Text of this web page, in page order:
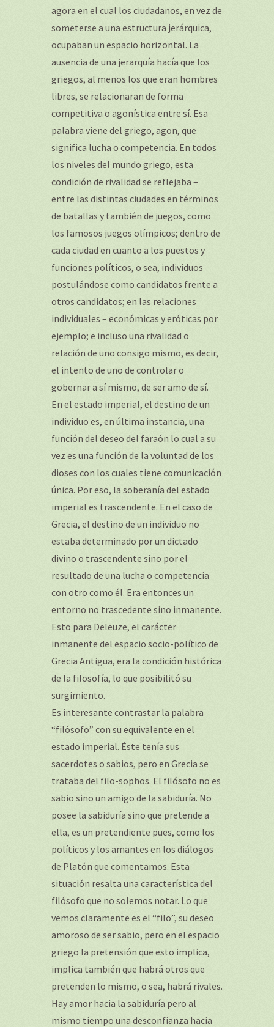
agora en el cual los ciudadanos, en vez de
someterse a una estructura jerárquica,
ocupaban un espacio horizontal. La
ausencia de una jerarquía hacía que los
griegos, al menos los que eran hombres
libres, se relacionaran de forma
competitiva o agonística entre sí. Esa
palabra viene del griego, agon, que
significa lucha o competencia. En todos
los niveles del mundo griego, esta
condición de rivalidad se reflejaba –
entre las distintas ciudades en términos
de batallas y también de juegos, como
los famosos juegos olímpicos; dentro de
cada ciudad en cuanto a los puestos y
funciones políticos, o sea, individuos
postulándose como candidatos frente a
otros candidatos; en las relaciones
individuales – económicas y eróticas por
ejemplo; e incluso una rivalidad o
relación de uno consigo mismo, es decir,
el intento de uno de controlar o
gobernar a sí mismo, de ser amo de sí.
En el estado imperial, el destino de un
individuo es, en última instancia, una
función del deseo del faraón lo cual a su
vez es una función de la voluntad de los
dioses con los cuales tiene comunicación
única. Por eso, la soberanía del estado
imperial es trascendente. En el caso de
Grecia, el destino de un individuo no
estaba determinado por un dictado
divino o trascendente sino por el
resultado de una lucha o competencia
con otro como él. Era entonces un
entorno no trascedente sino inmanente.
Esto para Deleuze, el carácter
inmanente del espacio socio-político de
Grecia Antigua, era la condición histórica
de la filosofía, lo que posibilitó su
surgimiento.
Es interesante contrastar la palabra
“filósofo” con su equivalente en el
estado imperial. Éste tenía sus
sacerdotes o sabios, pero en Grecia se
trataba del filo-sophos. El filósofo no es
sabio sino un amigo de la sabiduría. No
posee la sabiduría sino que pretende a
ella, es un pretendiente pues, como los
políticos y los amantes en los diálogos
de Platón que comentamos. Esta
situación resalta una característica del
filósofo que no solemos notar. Lo que
vemos claramente es el “filo”, su deseo
amoroso de ser sabio, pero en el espacio
griego la pretensión que esto implica,
implica también que habrá otros que
pretenden lo mismo, o sea, habrá rivales.
Hay amor hacia la sabiduría pero al
mismo tiempo una desconfianza hacia